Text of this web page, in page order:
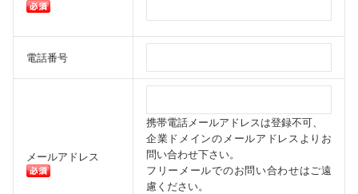
電話番号
メールアドレス
携帯電話メールアドレスは登録不可、
企業ドメインのメールアドレスよりお
問い合わせ下さい。
フリーメールでのお問い合わせはご遠
慮ください。